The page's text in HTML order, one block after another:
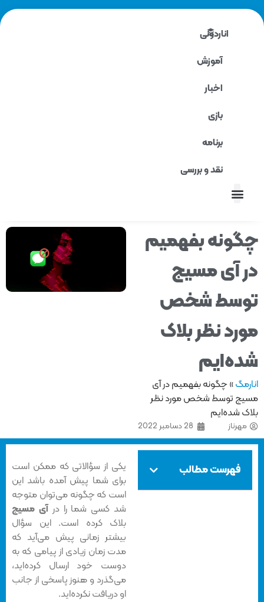
اناردونی
آموزش
برنامه
نقد و بررسی
بفهمیم
آی مسیج
شخص
نظر بلاک
»چگونه بفهمیم در آی
توسط شخص مورد نظر
شده‌ایم
مهرناز 28 دسامبر 2022
فهرست مطالب
یکی از سؤالاتی که ممکن است
برای شما پیش آمده باشد این
است که چگونه می‌توان متوجه
شد کسی شما را درآی مسیج
بلاک کرده است. این سؤال
بیشتر زمانی پیش می‌آید که
مدت زمان زیادی از پیامی که به
دوست خود ارسال کرده‌اید،
می‌گذرد و هنوز پاسخی از جانب
او دریافت نکرده‌اید.